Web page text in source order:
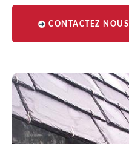
CONTACTEZ NOUS